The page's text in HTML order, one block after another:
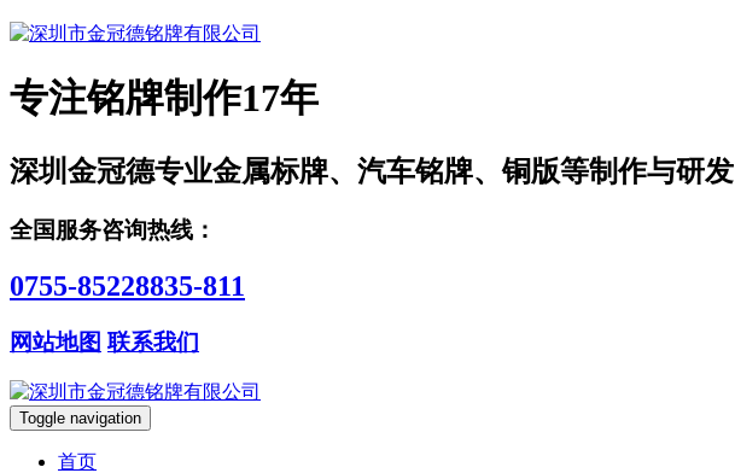
专注铭牌制作17年
深圳金冠德专业金属标牌、汽车铭牌、铜版等制作与研发
全国服务咨询热线：
0755-85228835-811
网站地图 联系我们
Toggle navigation
首页